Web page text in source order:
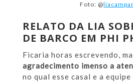
Foto: @
RELATO DA LIA
DE BARCO EM PHI
Ficaria horas escrevendo,
agradecimento imenso a
no qual esse casal e a equipe